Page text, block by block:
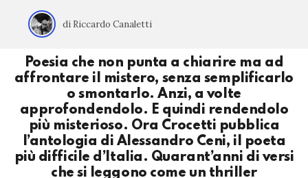
di Riccardo Canaletti
Poesia che non punta a chiarire ma ad
affrontare il mistero, senza semplificarlo
o smontarlo. Anzi, a volte
approfondendolo. E quindi rendendolo
più misterioso. Ora Crocetti pubblica
l’antologia di Alessandro Ceni, il poeta
più difficile d’Italia. Quarant’anni di versi
che si leggono come un thriller